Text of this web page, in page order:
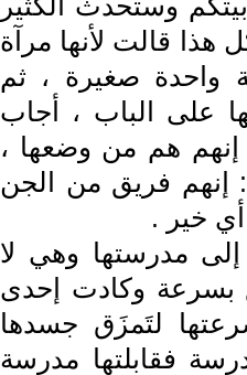
قالت لأنها مرآة
واحدة صغيرة ، ثم
على الباب ، أجاب
هم من وضعها ،
إنهم فريق من الجن
خير .
مدرستها وهي لا
بسرعة وكادت إحدى
لتَمزَق جسدها
فقابلتها مدرسة